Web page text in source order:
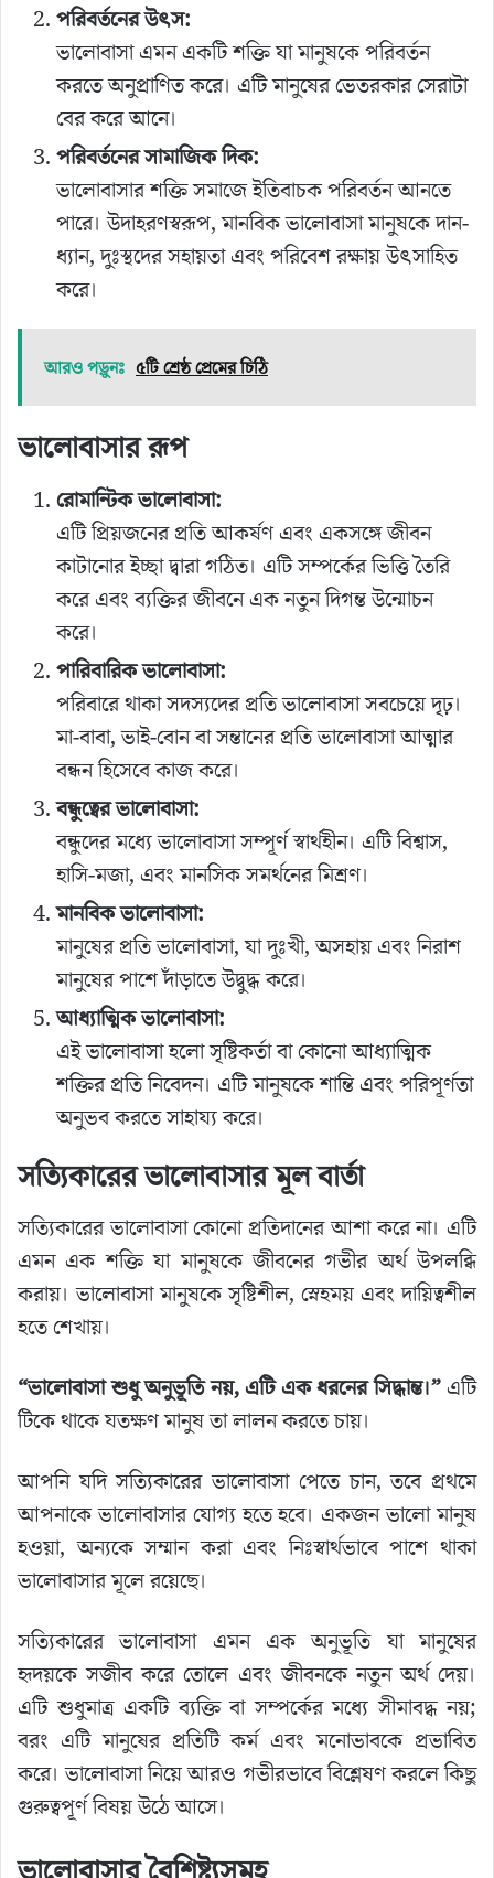
পরিবর্তনের উৎস:
ভালোবাসা এমন একটি শক্তি যা মানুষকে পরিবর্তন
করতে অনুপ্রাণিত করে। এটি মানুষের ভেতরকার সেরাটা
বের করে আনে।
পরিবর্তনের সামাজিক দিক:
ভালোবাসার শক্তি সমাজে ইতিবাচক পরিবর্তন আনতে
পারে। উদাহরণস্বরূপ, মানবিক ভালোবাসা মানুষকে দান-
ধ্যান, দুঃস্থদের সহায়তা এবং পরিবেশ রক্ষায় উৎসাহিত
করে।
আরও পড়ুনঃ ৫টি শ্রেষ্ঠ প্রেমের চিঠি
ভালোবাসার রূপ
রোমান্টিক ভালোবাসা:
এটি প্রিয়জনের প্রতি আকর্ষণ এবং একসঙ্গে জীবন
কাটানোর ইচ্ছা দ্বারা গঠিত। এটি সম্পর্কের ভিত্তি তৈরি
করে এবং ব্যক্তির জীবনে এক নতুন দিগন্ত উন্মোচন
করে।
পারিবারিক ভালোবাসা:
পরিবারে থাকা সদস্যদের প্রতি ভালোবাসা সবচেয়ে দৃঢ়।
মা-বাবা, ভাই-বোন বা সন্তানের প্রতি ভালোবাসা আত্মার
বন্ধন হিসেবে কাজ করে।
বন্ধুত্বের ভালোবাসা:
বন্ধুদের মধ্যে ভালোবাসা সম্পূর্ণ স্বার্থহীন। এটি বিশ্বাস,
হাসি-মজা, এবং মানসিক সমর্থনের মিশ্রণ।
মানবিক ভালোবাসা:
মানুষের প্রতি ভালোবাসা, যা দুঃখী, অসহায় এবং নিরাশ
মানুষের পাশে দাঁড়াতে উদ্বুদ্ধ করে।
আধ্যাত্মিক ভালোবাসা:
এই ভালোবাসা হলো সৃষ্টিকর্তা বা কোনো আধ্যাত্মিক
শক্তির প্রতি নিবেদন। এটি মানুষকে শান্তি এবং পরিপূর্ণতা
অনুভব করতে সাহায্য করে।
সত্যিকারের ভালোবাসার মূল বার্তা
সত্যিকারের ভালোবাসা কোনো প্রতিদানের আশা করে না। এটি
এমন এক শক্তি যা মানুষকে জীবনের গভীর অর্থ উপলব্ধি
করায়। ভালোবাসা মানুষকে সৃষ্টিশীল, স্নেহময় এবং দায়িত্বশীল
হতে শেখায়।
“ভালোবাসা শুধু অনুভূতি নয়, এটি এক ধরনের সিদ্ধান্ত।”এটি
টিকে থাকে যতক্ষণ মানুষ তা লালন করতে চায়।
আপনি যদি সত্যিকারের ভালোবাসা পেতে চান, তবে প্রথমে
আপনাকে ভালোবাসার যোগ্য হতে হবে। একজন ভালো মানুষ
হওয়া, অন্যকে সম্মান করা এবং নিঃস্বার্থভাবে পাশে থাকা
ভালোবাসার মূলে রয়েছে।
সত্যিকারের ভালোবাসা এমন এক অনুভূতি যা মানুষের
হৃদয়কে সজীব করে তোলে এবং জীবনকে নতুন অর্থ দেয়।
এটি শুধুমাত্র একটি ব্যক্তি বা সম্পর্কের মধ্যে সীমাবদ্ধ নয়;
বরং এটি মানুষের প্রতিটি কর্ম এবং মনোভাবকে প্রভাবিত
করে। ভালোবাসা নিয়ে আরও গভীরভাবে বিশ্লেষণ করলে কিছু
গুরুত্বপূর্ণ বিষয় উঠে আসে।